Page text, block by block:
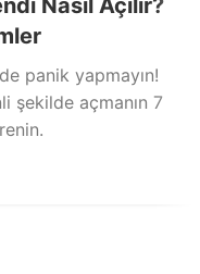
Nasıl Açılır?
panik yapmayın!
şekilde açmanın 7